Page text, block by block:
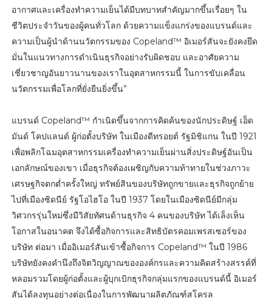
อากาศและเครื่องทำความเย็นได้มีบทบาทสำคัญมากขึ้นเรื่อยๆ ใน
ชีวิตประจำวันของผู้คนทั่วโลก ด้วยความแข็งแกร่งของแบรนด์และ
ความเป็นผู้นำด้านนวัตกรรมของ Copeland™ อิเมอร์สันจะยังคงยึด
มั่นในแนวทางการดำเนินธุรกิจอย่างรับผิดชอบ และอาศัยความ
เชี่ยวชาญอันยาวนานของเราในอุตสาหกรรมนี้ ในการขับเคลื่อน
นวัตกรรมเพื่อโลกที่ยั่งยืนยิ่งขึ้น”
แบรนด์ Copeland™ กำเนิดขึ้นจากการคิดค้นของนักประดิษฐ์ เอ็ด
มันด์ โคปแลนด์ ผู้ก่อตั้งบริษัท ในเมืองดีทรอยต์ รัฐมิชิแกน ในปี 1921
เพื่อพลิกโฉมอุตสาหกรรมเครื่องทำความเย็นผ่านสิ่งประดิษฐ์อันเป็น
เอกลักษณ์ของเขา เมื่อธุรกิจต้องเผชิญกับความท้าทายในช่วงภาวะ
เศรษฐกิจตกต่ำครั้งใหญ่ ทรัพย์สินของบริษัทถูกขายและธุรกิจถูกย้าย
ไปที่เมืองซิดนีย์ รัฐโอไฮโอ ในปี 1937 โดยในเมืองซิดนีย์มีกลุ่ม
วิศวกรรุ่นใหม่ซึ่งมีวิสัยทัศนด้านธุรกิจ 4 คนของบริษัท ได้เล็งเห็น
โอกาสในอนาคต จึงได้ซื้อกิจการและสิทธิบัตรคอมเพรสเซอร์ของ
บริษัท ต่อมา เมื่ออิเมอร์สันเข้าซื้อกิจการ Copeland™ ในปี 1986
บริษัทยังคงคำนึงถึงจิตวิญญาณขององค์กรและความคิดสร้างสรรค์ที่
หลอมรวมโดยผู้ก่อตั้งและผู้บุกเบิกธุรกิจกลุ่มแรกของแบรนด์นี้ อิเมอร์
สันได้ลงทุนอย่างต่อเนื่องในการพัฒนาผลิตภัณฑ์สโครล